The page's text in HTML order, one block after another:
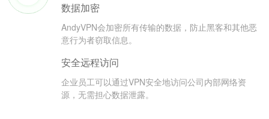
数据加密
AndyVPN会加密所有传输的数据，防止黑客和其他恶
意行为者窃取信息。
安全远程访问
企业员工可以通过VPN安全地访问公司内部网络资
源，无需担心数据泄露。